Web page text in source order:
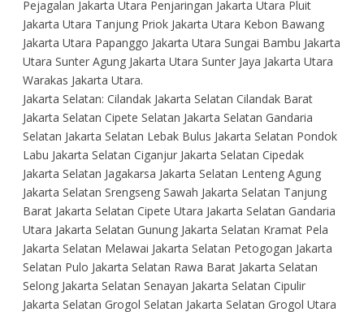
Pejagalan Jakarta Utara Penjaringan Jakarta Utara Pluit
Jakarta Utara Tanjung Priok Jakarta Utara Kebon Bawang
Jakarta Utara Papanggo Jakarta Utara Sungai Bambu Jakarta
Utara Sunter Agung Jakarta Utara Sunter Jaya Jakarta Utara
Warakas Jakarta Utara.
Jakarta Selatan: Cilandak Jakarta Selatan Cilandak Barat
Jakarta Selatan Cipete Selatan Jakarta Selatan Gandaria
Selatan Jakarta Selatan Lebak Bulus Jakarta Selatan Pondok
Labu Jakarta Selatan Ciganjur Jakarta Selatan Cipedak
Jakarta Selatan Jagakarsa Jakarta Selatan Lenteng Agung
Jakarta Selatan Srengseng Sawah Jakarta Selatan Tanjung
Barat Jakarta Selatan Cipete Utara Jakarta Selatan Gandaria
Utara Jakarta Selatan Gunung Jakarta Selatan Kramat Pela
Jakarta Selatan Melawai Jakarta Selatan Petogogan Jakarta
Selatan Pulo Jakarta Selatan Rawa Barat Jakarta Selatan
Selong Jakarta Selatan Senayan Jakarta Selatan Cipulir
Jakarta Selatan Grogol Selatan Jakarta Selatan Grogol Utara